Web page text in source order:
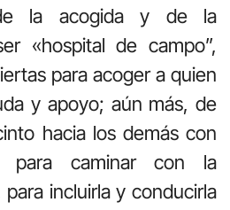
la acogida y de la
«hospital de campo”,
para acoger a quien
y apoyo; aún más, de
hacia los demás con
para caminar con la
incluirla y conducirla